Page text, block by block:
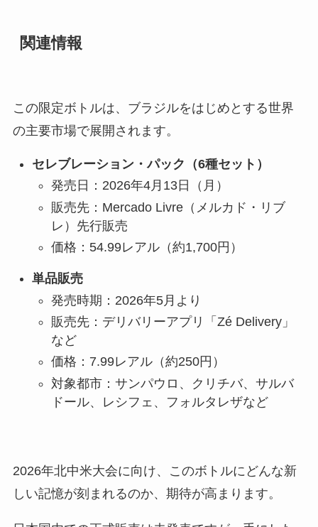
関連情報
この限定ボトルは、ブラジルをはじめとする世界
の主要市場で展開されます。
セレブレーション・パック（6種セット）
発売日：2026年4月13日（月）
販売先：Mercado Livre（メルカド・リブ
レ）先行販売
価格：54.99レアル（約1,700円）
単品販売
発売時期：2026年5月より
販売先：デリバリーアプリ「Zé Delivery」
など
価格：7.99レアル（約250円）
対象都市：サンパウロ、クリチバ、サルバ
ドール、レシフェ、フォルタレザなど
2026年北中米大会に向け、このボトルにどんな新
しい記憶が刻まれるのか、期待が高まります。